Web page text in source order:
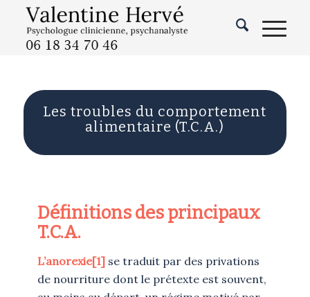
Les troubles du comportement
alimentaire (T.C.A.)
Définitions des principaux
T.C.A.
L’anorexie[1] se traduit par des privations
de nourriture dont le prétexte est souvent,